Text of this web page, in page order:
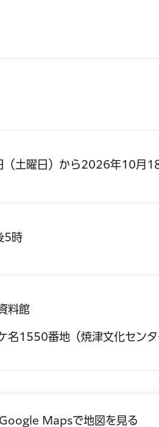
土曜日）から2026年10月18
5時
料館
名1550番地（焼津文化センタ
Google Mapsで地図を見る